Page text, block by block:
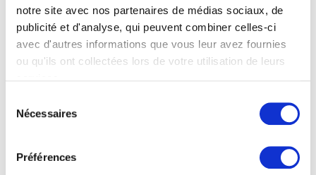
notre site avec nos partenaires de médias sociaux, de
publicité et d'analyse, qui peuvent combiner celles-ci
avec d'autres informations que vous leur avez fournies
ou qu'ils ont collectées lors de votre utilisation de leurs
Nécessaires
Préférences
sûres. Différents outils sont mis en place
pour permettre à chacun de travailler en
sécurité : postes de travail adaptés,
: Des comptes